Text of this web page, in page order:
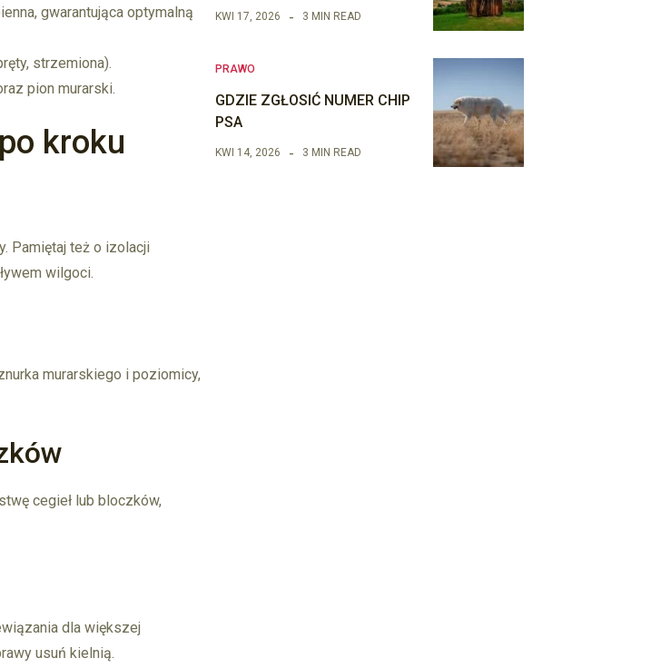
gwarantująca optymalną
strzemiona).
pion murarski.
kroku
Pamiętaj też o izolacji
wilgoci.
murarskiego i poziomicy,
cegieł lub bloczków,
dla większej
usuń kielnią.
KWI 17, 2026 3 MIN READ
PRAWO
GDZIE ZGŁOSIĆ NUMER CHIP
PSA
KWI 14, 2026 3 MIN READ